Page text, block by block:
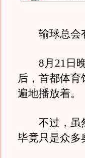
输球总会有
8月21日晚
后，首都体
遍地播放着。
不过，虽然
毕竟只是众多